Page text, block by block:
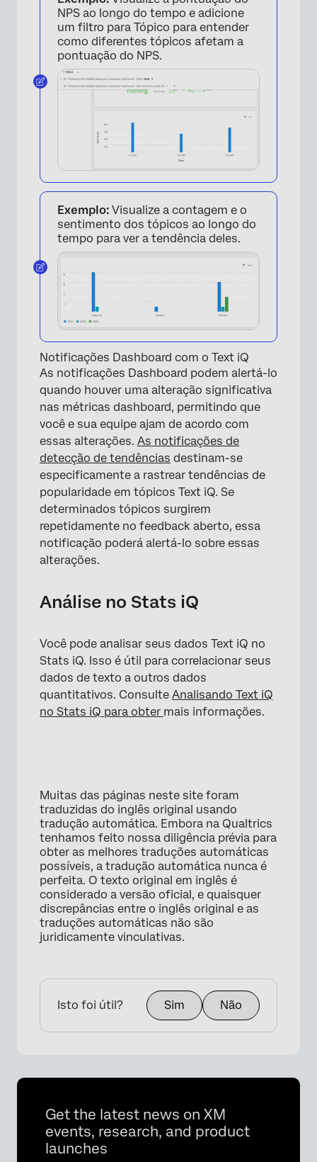
×
NPS ao longo do tempo e adicione
um filtro para Tópico para entender
como diferentes tópicos afetam a
pontuação do NPS.
Exemplo: Visualize a contagem e o
sentimento dos tópicos ao longo do
tempo para ver a tendência deles.
Notificações Dashboard com o Text iQ
As notificações Dashboard podem alertá-lo
quando houver uma alteração significativa
nas métricas dashboard, permitindo que
você e sua equipe ajam de acordo com
essas alterações. As notificações de
detecção de tendências destinam-se
especificamente a rastrear tendências de
popularidade em tópicos Text iQ. Se
determinados tópicos surgirem
repetidamente no feedback aberto, essa
notificação poderá alertá-lo sobre essas
alterações.
Análise no Stats iQ
Você pode analisar seus dados Text iQ no
Stats iQ. Isso é útil para correlacionar seus
dados de texto a outros dados
quantitativos. Consulte Analisando Text iQ
no Stats iQ para obter mais informações.
Muitas das páginas neste site foram
traduzidas do inglês original usando
tradução automática. Embora na Qualtrics
tenhamos feito nossa diligência prévia para
obter as melhores traduções automáticas
possíveis, a tradução automática nunca é
perfeita. O texto original em inglês é
considerado a versão oficial, e quaisquer
discrepâncias entre o inglês original e as
traduções automáticas não são
juridicamente vinculativas.
Isto foi útil? Sim Não
Get the latest news on XM
events, research, and product
launches